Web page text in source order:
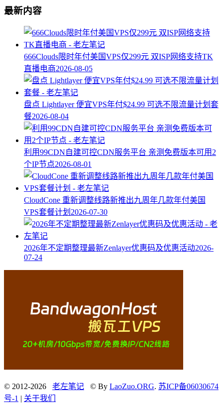
最新内容
666Clouds限时年付美国VPS仅299元 双ISP网络支持TK
直播电商2026-08-05
盘点 Lightlayer 便宜VPS年付$24.99 可选不限流量计划套
餐2026-08-04
利用99CDN自建可控CDN服务平台 亲测免费版本可用2
个IP节点2026-08-01
CloudCone 重新调整线路新推出九周年几款年付美国
VPS套餐计划 2026-07-30
2026年不定期整理最新Zenlayer优惠码及优惠活动2026-
07-24
© 2012-2026 老左笔记 © By LaoZuo.ORG. 苏ICP备06030674
号-1 | 关于我们